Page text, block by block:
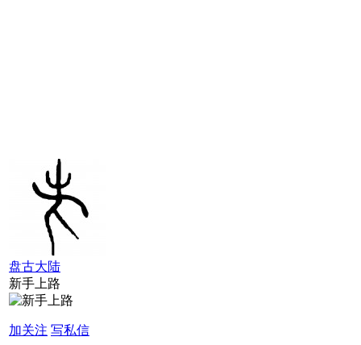
盘古大陆
新手上路
加关注 写私信